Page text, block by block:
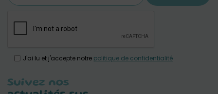
J'ai lu et j'accepte notre politique de confidentialité
Suivez nos